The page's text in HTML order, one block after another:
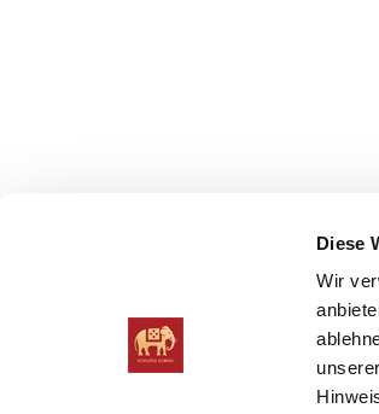
Diese
Wir